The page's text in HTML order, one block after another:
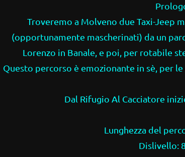
Troveremo a Molveno due Taxi-Jeep
(opportunamente mascherinati) da un
Lorenzo in Banale, e poi, per rotabile
Questo percorso è emozionante in sè, per
Dal Rifugio Al Cacciatore
Lunghezza del
Dislivello: